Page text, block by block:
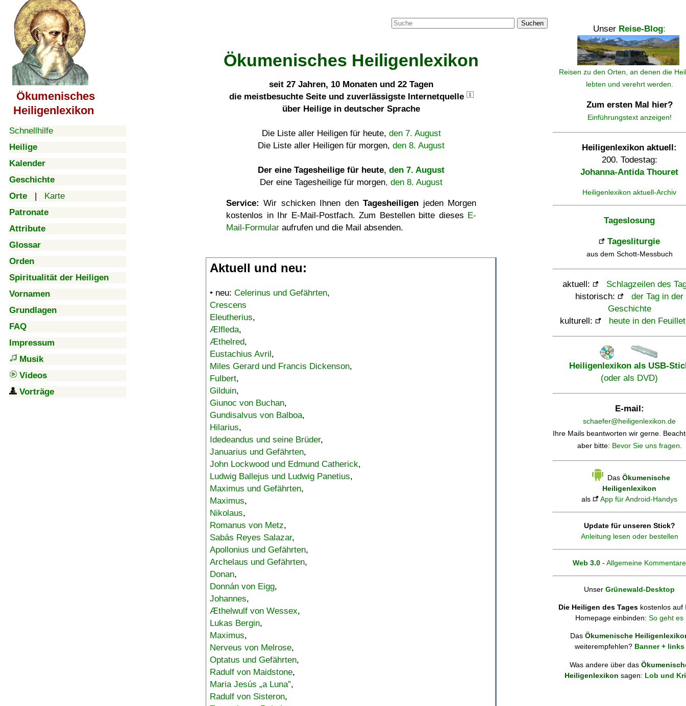
Ökumenisches
Heiligenlexikon
Schnellhilfe
Heilige
Kalender
Geschichte
Orte | Karte
Patronate
Attribute
Glossar
Orden
Spiritualität der Heiligen
Vornamen
Grundlagen
FAQ
Impressum
Musik
Videos
Vorträge
Suchen
Ökumenisches Heiligenlexikon
seit 27 Jahren, 10 Monaten und 22 Tagen
die meistbesuchte Seite und zuverlässigste Internetquelle
1
über Heilige in deutscher Sprache
Die Liste aller Heiligen für heute, den 7. August
Die Liste aller Heiligen für morgen, den 8. August
Der eine Tagesheilige für heute, den 7. August
Der eine Tagesheilige für morgen, den 8. August
Service: Wir schicken Ihnen denTagesheiligen jeden Morgen
kostenlos in Ihr E-Mail-Postfach. Zum Bestellen bitte dieses E-
Mail-Formular aufrufen und die Mail absenden.
Aktuell und neu:
• neu: Celerinus und Gefährten,
Crescens
Eleutherius,
Ælfleda,
Æthelred,
Eustachius Avril,
Miles Gerard und Francis Dickenson,
Fulbert,
Gilduin,
Giunoc von Buchan,
Gundisalvus von Balboa,
Hilarius,
Idedeandus und seine Brüder,
Januarius und Gefährten,
John Lockwood und Edmund Catherick,
Ludwig Ballejus und Ludwig Panetius,
Maximus und Gefährten,
Maximus,
Nikolaus,
Romanus von Metz,
Sabás Reyes Salazar,
Apollonius und Gefährten,
Archelaus und Gefährten,
Donan,
Donnán von Eigg,
Johannes,
Æthelwulf von Wessex,
Lukas Bergin,
Maximus,
Nerveus von Melrose,
Optatus und Gefährten,
Radulf von Maidstone,
Maria Jesús „a Luna”,
Radulf von Sisteron,
Unser Reise-Blog:
Reisen zu den Orten, an denen die
lebten und verehrt werden.
Zum ersten Mal hier?
Einführungstext anzeigen!
Heiligenlexikon aktuell:
200. Todestag:
Johanna-Antida Thouret
Heiligenlexikon aktuell-Archiv
Tageslosung
Tagesliturgie
aus dem Schott-Messbuch
aktuell:
Schlagzeilen des
historisch:
der Tag in der
Geschichte
kulturell:
heute in den
Heiligenlexikon als USB-
(oder als DVD)
E-mail:
schaefer@heiligenlexikon.de
Ihre Mails beantworten wir gerne.
aber bitte: Bevor Sie uns fragen.
Das Ökumenische
Heiligenlexikon
als
App für Android-Handys
Update für unseren Stick?
Anleitung lesen oder bestellen
Web 3.0 - Allgemeine Kommentare
Unser Grünewald-Desktop
Die Heiligen des Tages kostenlos auf
Homepage einbinden: So geht es
Das Ökumenische
weiterempfehlen? Banner + links
Was andere über das
Heiligenlexikon sagen: Lob und